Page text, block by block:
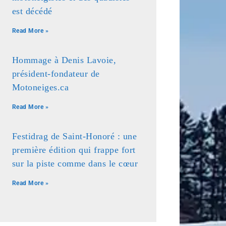
est décédé
Read More »
Hommage à Denis Lavoie,
président-fondateur de
Motoneiges.ca
Read More »
Festidrag de Saint-Honoré : une
première édition qui frappe fort
sur la piste comme dans le cœur
Read More »